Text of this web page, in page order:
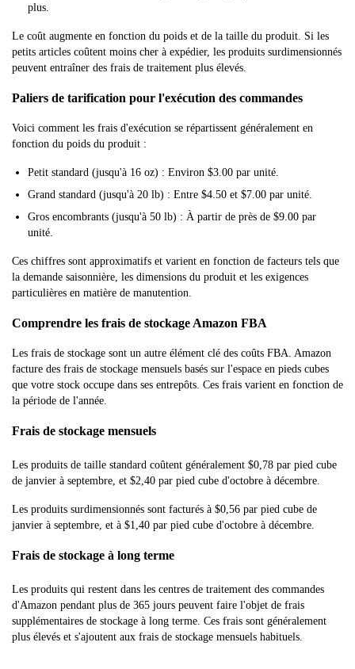
plus.
Le coût augmente en fonction du poids et de la taille du produit. Si les
petits articles coûtent moins cher à expédier, les produits surdimensionnés
peuvent entraîner des frais de traitement plus élevés.
Paliers de tarification pour l'exécution des commandes
Voici comment les frais d'exécution se répartissent généralement en
fonction du poids du produit :
Petit standard (jusqu'à 16 oz) : Environ $3.00 par unité.
Grand standard (jusqu'à 20 lb) : Entre $4.50 et $7.00 par unité.
Gros encombrants (jusqu'à 50 lb) : À partir de près de $9.00 par
unité.
Ces chiffres sont approximatifs et varient en fonction de facteurs tels que
la demande saisonnière, les dimensions du produit et les exigences
particulières en matière de manutention.
Comprendre les frais de stockage Amazon FBA
Les frais de stockage sont un autre élément clé des coûts FBA. Amazon
facture des frais de stockage mensuels basés sur l'espace en pieds cubes
que votre stock occupe dans ses entrepôts. Ces frais varient en fonction de
la période de l'année.
Frais de stockage mensuels
Les produits de taille standard coûtent généralement $0,78 par pied cube
de janvier à septembre, et $2,40 par pied cube d'octobre à décembre.
Les produits surdimensionnés sont facturés à $0,56 par pied cube de
janvier à septembre, et à $1,40 par pied cube d'octobre à décembre.
Frais de stockage à long terme
Les produits qui restent dans les centres de traitement des commandes
d'Amazon pendant plus de 365 jours peuvent faire l'objet de frais
supplémentaires de stockage à long terme. Ces frais sont généralement
plus élevés et s'ajoutent aux frais de stockage mensuels habituels.